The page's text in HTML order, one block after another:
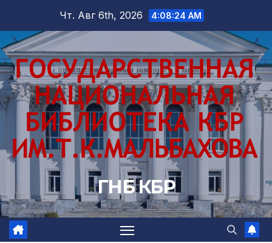
содержимому
Чт. Авг 6th, 2026 4:08:26 AM
ГНБ КБР